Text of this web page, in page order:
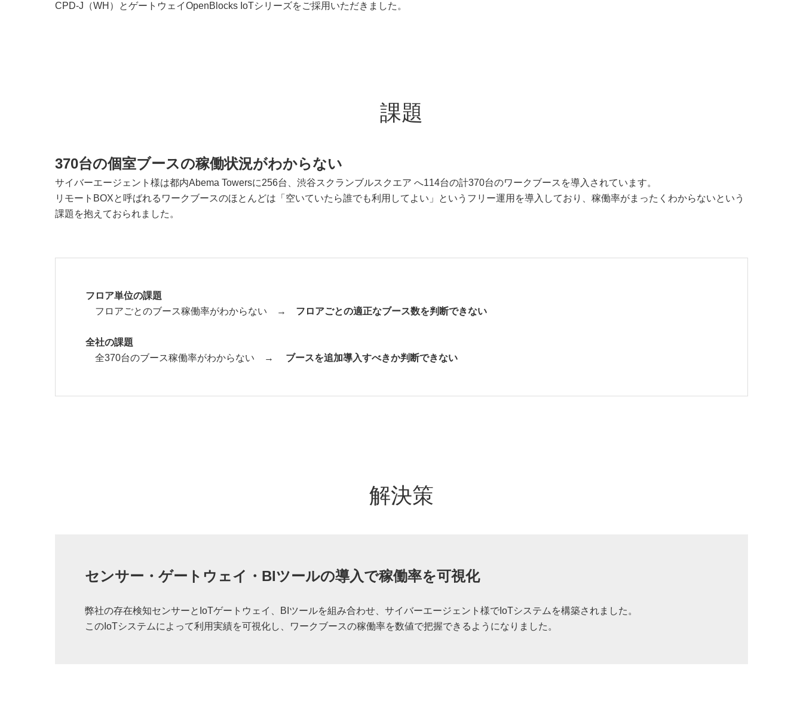
CPD-J（WH）とゲートウェイOpenBlocks IoTシリーズをご採用いただきました。
課題
370台の個室ブースの稼働状況がわからない
サイバーエージェント様は都内Abema Towersに256台、渋谷スクランブルスクエア へ114台の計370台のワークブースを導入されています。
リモートBOXと呼ばれるワークブースのほとんどは「空いていたら誰でも利用してよい」というフリー運用を導入しており、稼働率がまったくわからないという
課題を抱えておられました。
フロア単位の課題
フロアごとのブース稼働率がわからない → フロアごとの適正なブース数を判断できない
全社の課題
全370台のブース稼働率がわからない → ブースを追加導入すべきか判断できない
解決策
センサー・ゲートウェイ・BIツールの導入で稼働率を可視化
弊社の存在検知センサーとIoTゲートウェイ、BIツールを組み合わせ、サイバーエージェント様でIoTシステムを構築されました。
このIoTシステムによって利用実績を可視化し、ワークブースの稼働率を数値で把握できるようになりました。